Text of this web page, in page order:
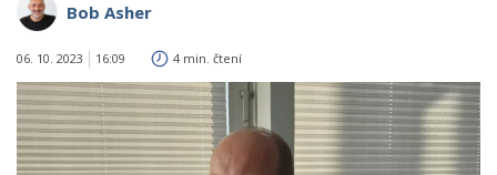
Bob Asher
06. 10. 2023 16:09 4 min. čtení